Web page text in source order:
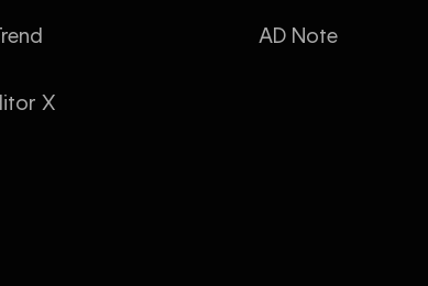
X
AD Note
비로 높이는 자존감